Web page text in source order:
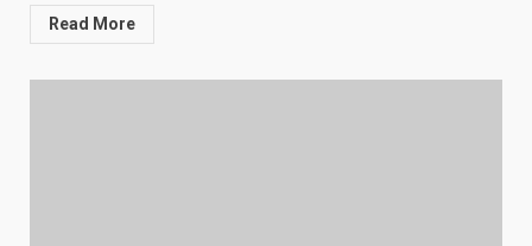
Read More